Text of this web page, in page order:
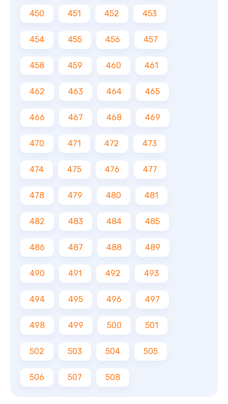
450 451 452 453
454 455 456 457
458 459 460 461
462 463 464 465
466 467 468 469
470 471 472 473
474 475 476 477
478 479 480 481
482 483 484 485
486 487 488 489
490 491 492 493
494 495 496 497
498 499 500 501
502 503 504 505
506 507 508